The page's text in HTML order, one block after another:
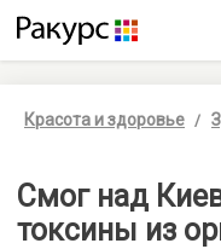
Красота и здоровье
Смог над
токсины из